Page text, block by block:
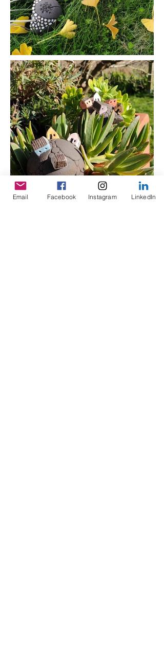
Email Facebook Instagram LinkedIn